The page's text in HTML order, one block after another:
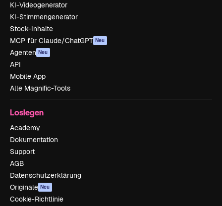
KI-Videogenerator
KI-Stimmengenerator
Stock-Inhalte
MCP für Claude/ChatGPT Neu
Agenten Neu
API
Mobile App
Alle Magnific-Tools
Loslegen
Academy
Dokumentation
Support
AGB
Datenschutzerklärung
Originale Neu
Cookie-Richtlinie